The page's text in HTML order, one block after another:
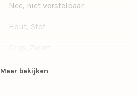
Nee, niet verstelbaar
Hout, Stof
Ja
Meer bekijken